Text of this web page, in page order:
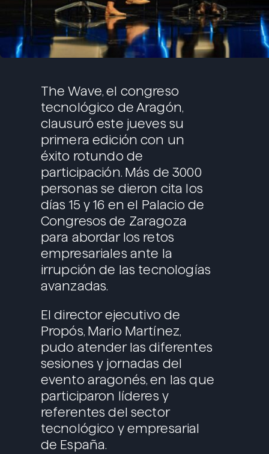
The Wave, el congreso
tecnológico de Aragón,
clausuró este jueves su
primera edición con un
éxito rotundo de
participación. Más de 3000
personas se dieron cita los
días 15 y 16 en el Palacio de
Congresos de Zaragoza
para abordar los retos
empresariales ante la
irrupción de las tecnologías
avanzadas.
El director ejecutivo de
Propós, Mario Martínez,
pudo atender las diferentes
sesiones y jornadas del
evento aragonés, en las que
participaron líderes y
referentes del sector
tecnológico y empresarial
de España.